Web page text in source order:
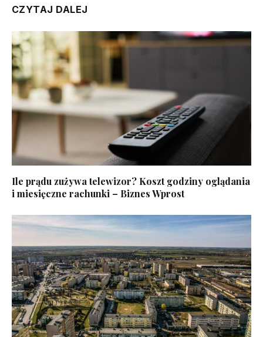
CZYTAJ DALEJ
Ile prądu zużywa telewizor? Koszt godziny oglądania
i miesięczne rachunki – Biznes Wprost